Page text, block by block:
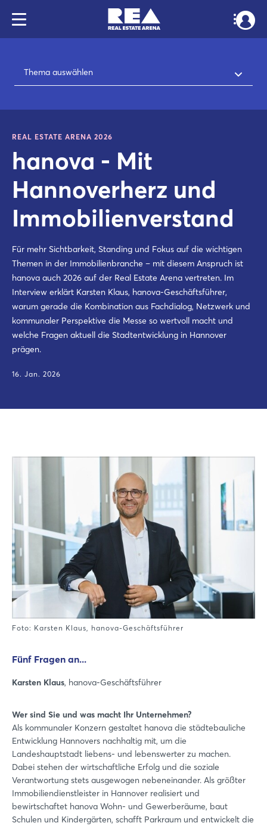
Thema auswählen
REAL ESTATE ARENA 2026
hanova - Mit
Hannoverherz und
Immobilienverstand
Für mehr Sichtbarkeit, Standing und Fokus auf die wichtigen
Themen in der Immobilienbranche – mit diesem Anspruch ist
hanova auch 2026 auf der Real Estate Arena vertreten. Im
Interview erklärt Karsten Klaus, hanova-Geschäftsführer,
warum gerade die Kombination aus Fachdialog, Netzwerk und
kommunaler Perspektive die Messe so wertvoll macht und
welche Fragen aktuell die Stadtentwicklung in Hannover
prägen.
16. Jan. 2026
Foto: Karsten Klaus, hanova-Geschäftsführer
Fünf Fragen an...
Karsten Klaus, hanova-Geschäftsführer
Wer sind Sie und was macht Ihr Unternehmen?
Als kommunaler Konzern gestaltet hanova die städtebauliche
Entwicklung Hannovers nachhaltig mit, um die
Landeshauptstadt liebens- und lebenswerter zu machen.
Dabei stehen der wirtschaftliche Erfolg und die soziale
Verantwortung stets ausgewogen nebeneinander. Als größter
Immobiliendienstleister in Hannover realisiert und
bewirtschaftet hanova Wohn- und Gewerberäume, baut
Schulen und Kindergärten, schafft Parkraum und entwickelt die